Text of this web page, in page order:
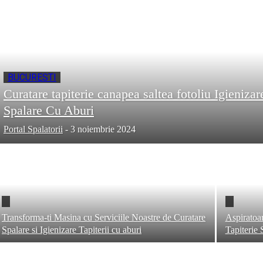
BUCURESTI
Curatare tapiterie canapea saltea fotoliu
Spalare Cu Aburi
Portal Spalatorii - 3 noiembrie 2024
Transforma-ti Masina cu Serviciile Noastre de Curatare
Spalare si Igienizare Tapiterii cu aburi
Tapiterie